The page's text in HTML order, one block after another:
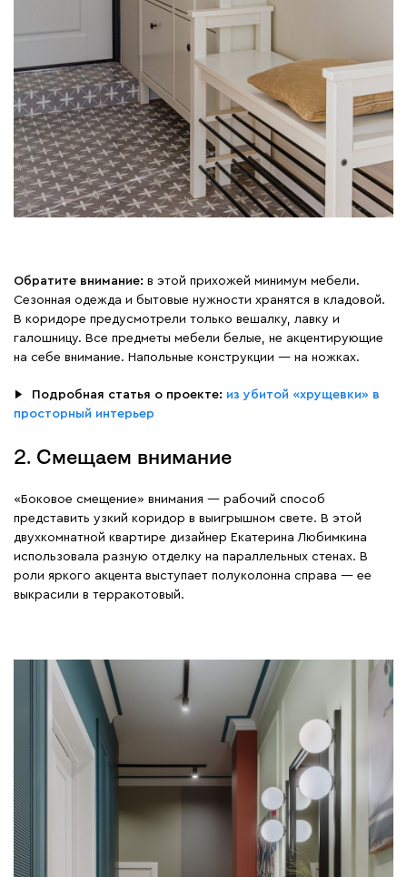
Обратите внимание: в этой прихожей минимум мебели.
Сезонная одежда и бытовые нужности хранятся в кладовой.
В коридоре предусмотрели только вешалку, лавку и
галошницу. Все предметы мебели белые, не акцентирующие
на себе внимание. Напольные конструкции — на ножках.
▶ Подробная статья о проекте: из убитой «хрущевки» в
просторный интерьер
2. Смещаем внимание
«Боковое смещение» внимания — рабочий способ
представить узкий коридор в выигрышном свете. В этой
двухкомнатной квартире дизайнер Екатерина Любимкина
использовала разную отделку на параллельных стенах. В
роли яркого акцента выступает полуколонна справа — ее
выкрасили в терракотовый.